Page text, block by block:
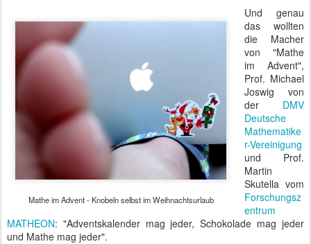
Mathe im Advent - Knobeln selbst im Weihnachtsurlaub
Und genau
das wollten
die Macher
von "Mathe
im Advent",
Prof. Michael
Joswig von
der DMV
Deutsche
Mathematike
r-Vereinigung
und Prof.
Martin
Skutella vom
Forschungsz
entrum
MATHEON: "Adventskalender mag jeder, Schokolade mag jeder
und Mathe mag jeder".